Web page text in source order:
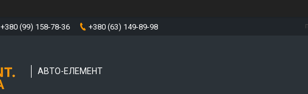
+380 (99) 158-78-36 +380 (63) 149-89-98
АВТО-ЕЛЕМЕНТ